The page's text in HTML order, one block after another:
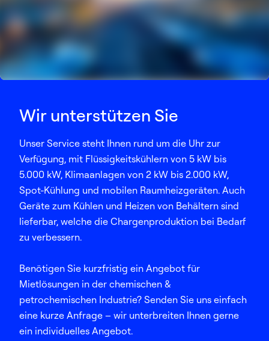
Wir unterstützen Sie
Unser Service steht Ihnen rund um die Uhr zur
Verfügung, mit Flüssigkeitskühlern von 5 kW bis
5.000 kW, Klimaanlagen von 2 kW bis 2.000 kW,
Spot-Kühlung und mobilen Raumheizgeräten. Auch
Geräte zum Kühlen und Heizen von Behältern sind
lieferbar, welche die Chargenproduktion bei Bedarf
zu verbessern.​
Benötigen Sie kurzfristig ein Angebot für
Mietlösungen in der chemischen &
petrochemischen Industrie? Senden Sie uns einfach
eine kurze Anfrage – wir unterbreiten Ihnen gerne
ein individuelles Angebot. ​